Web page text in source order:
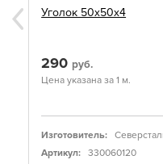
Уголок 50х50х4
290 руб.
Цена указана за 1 м.
Изготовитель:
Артикул:
330060120